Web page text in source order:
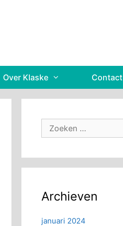
Over Klaske Contact
Zoek
naar:
Archieven
januari 2024